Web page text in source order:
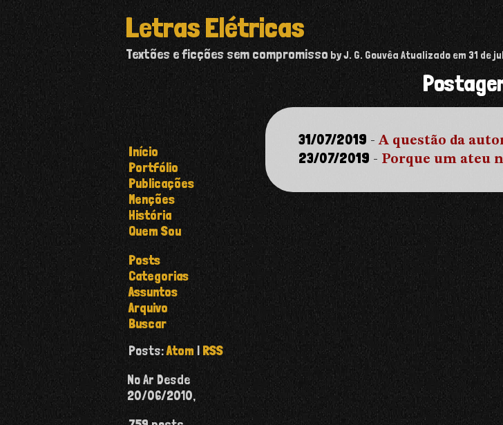
Letras Elétricas
Textões e ficções sem compromisso by J. G. Gouvêa Atualizado em31 de
Início
Portfólio
Publicações
Menções
História
Quem Sou
Posts
Categorias
Assuntos
Arquivo
Buscar
Posts:Atom |RSS
No Ar Desde
20/06/2010,
31/07/2019 -A questão da
23/07/2019 - Porque um ateu